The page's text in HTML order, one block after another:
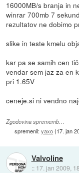
16000MB/s branja in
winrar 700mb 7
rezultatov ne dobimo
slike in teste kmelu
kar pa se samih cen
vendar sem jaz za en
pri 1.65V
ceneje.si ni vendno
Zgodovina sprememb…
spremenil:yaxo(17. jan
Valvoline
:: 17. jan 2009,